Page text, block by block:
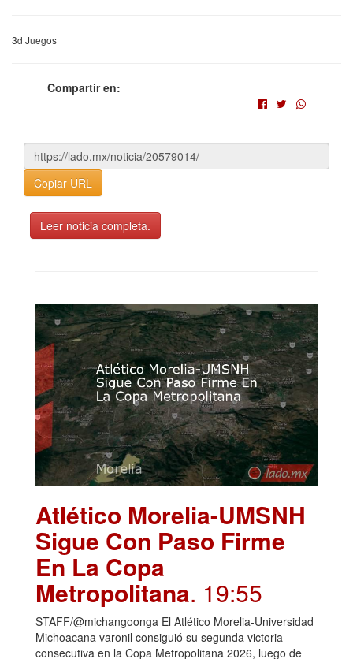
3d Juegos
Compartir en:
Copiar URL
Leer noticia completa.
Atlético Morelia-UMSNH
Sigue Con Paso Firme
En La Copa
Metropolitana. 19:55
STAFF/@michangoonga El Atlético Morelia-Universidad
Michoacana varonil consiguió su segunda victoria
consecutiva en la Copa Metropolitana 2026, luego de